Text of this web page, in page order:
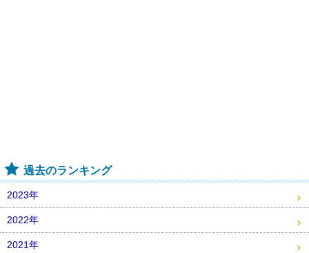
過去のランキング
2023年
2022年
2021年